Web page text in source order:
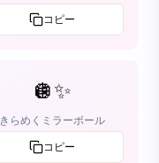
コピー
🪩✨
きらめくミラーボール
コピー